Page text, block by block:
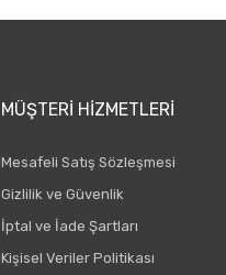
MÜŞTERI HIZMETLERI
Mesafeli Satış Sözleşmesi
Gizlilik ve Güvenlik
İptal ve İade Şartları
Kişisel Veriler Politikası